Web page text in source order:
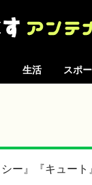
生活 スポ
ー』『キュート